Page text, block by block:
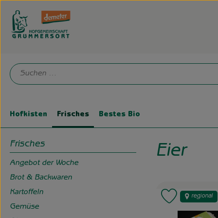
Hofkisten Frisches Bestes Bio
Frisches
Angebot der Woche
Brot & Backwaren
Kartoffeln
Gemüse
Eier
regional
Produkt zu